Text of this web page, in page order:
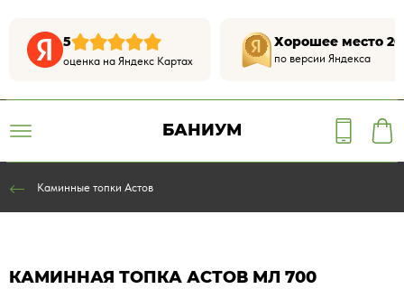
5
оценка на Яндекс Картах
Хорошее место
по версии Яндекса
БАНИУМ
Каминные топки Астов
КАМИННАЯ ТОПКА АСТОВ МЛ 700